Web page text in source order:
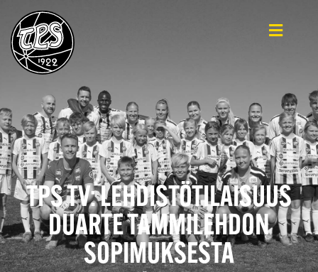
TPS TV: LEHDISTÖTILAISUUS
DUARTE TAMMILEHDON
SOPIMUKSESTA